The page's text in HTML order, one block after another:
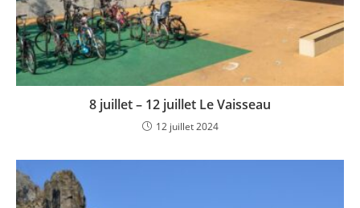
8 juillet – 12 juillet Le Vaisseau
12 juillet 2024